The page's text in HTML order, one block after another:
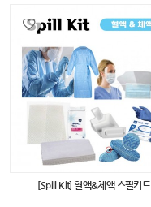
[Spill Kit] 혈액&체액 스필키트